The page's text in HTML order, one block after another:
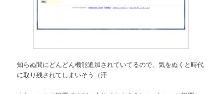
知らぬ間にどんどん機能追加されていてるので、気をぬくと時代
に取り残されてしまいそう（汗